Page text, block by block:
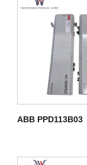
ABB PPD113B03